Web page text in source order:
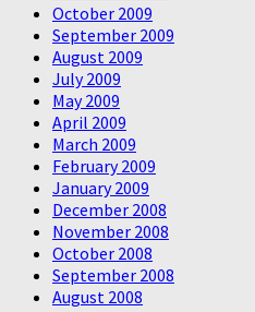
October 2009
September 2009
August 2009
July 2009
May 2009
April 2009
March 2009
February 2009
January 2009
December 2008
November 2008
October 2008
September 2008
August 2008